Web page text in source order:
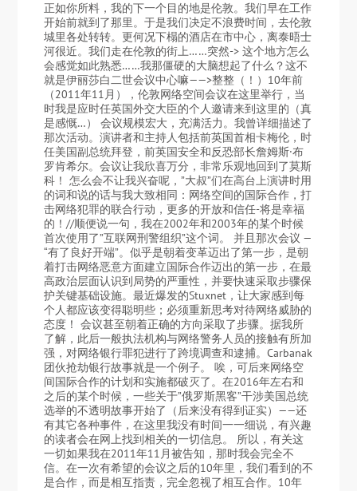
正如你所料，我的下一个目的地是伦敦。我们早在工作
开始前就到了那里。于是我们决定不浪费时间，去伦敦
城里各处转转。更何况下榻的酒店在市中心，离泰晤士
河很近。我们走在伦敦的街上……突然-> 这个地方怎么
会感觉如此熟悉……我那僵硬的大脑想起了什么？这不
就是伊丽莎白二世会议中心嘛——>整整（！）10年前
（2011年11月），伦敦网络空间会议在这里举行，当
时我是应时任英国外交大臣的个人邀请来到这里的（真
是感慨…） 会议规模宏大，充满活力。我曾详细描述了
那次活动。演讲者和主持人包括前英国首相卡梅伦，时
任美国副总统拜登，前英国安全和反恐部长詹姆斯·布
罗肯希尔。会议让我欣喜万分，非常乐观地回到了莫斯
科！ 怎么会不让我兴奋呢，”大叔”们在高台上演讲时用
的词和说的话与我大致相同：网络空间的国际合作，打
击网络犯罪的联合行动，更多的开放和信任-将是幸福
的！//顺便说一句，我在2002年和2003年的某个时候
首次使用了”互联网刑警组织”这个词。 并且那次会议 —
“有了良好开端”。似乎是朝着变革迈出了第一步，是朝
着打击网络恶意方面建立国际合作迈出的第一步，在最
高政治层面认识到局势的严重性，并要快速采取步骤保
护关键基础设施。最近爆发的Stuxnet，让大家感到每
个人都应该变得聪明些；必须重新思考对待网络威胁的
态度！ 会议甚至朝着正确的方向采取了步骤。据我所
了解，此后一般执法机构与网络警务人员的接触有所加
强，对网络银行罪犯进行了跨境调查和逮捕。Carbanak
团伙抢劫银行故事就是一个例子。 唉，可后来网络空
间国际合作的计划和实施都破灭了。在2016年左右和
之后的某个时候，一些关于”俄罗斯黑客”干涉美国总统
选举的不透明故事开始了（后来没有得到证实）——还
有其它各种事件，在这里我没有时间一一细说，有兴趣
的读者会在网上找到相关的一切信息。 所以，有关这
一切如果我在2011年11月被告知，那时我会完全不
信。在一次有希望的会议之后的10年里，我们看到的不
是合作，而是相互指责，完全忽视了相互合作。10年